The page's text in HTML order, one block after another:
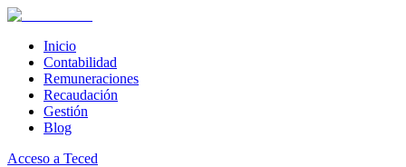
Inicio
Contabilidad
Remuneraciones
Recaudación
Gestión
Blog
Acceso a Teced